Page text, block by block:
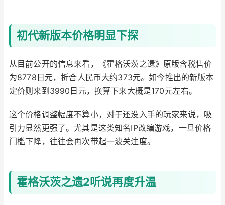
初代新版本价格明显下探
从目前公开的信息来看，《霍格沃茨之遗》原版含税售价
为8778日元，折合人民币大约373元。如今推出的新版本
定价则来到3990日元，换算下来大概是170元左右。
这个价格调整幅度不算小，对于还没入手的玩家来说，吸
引力显然更强了。尤其是这类知名IP改编游戏，一旦价格
门槛下降，往往会再次带起一波关注度。
霍格沃茨之遗2听说再度升温